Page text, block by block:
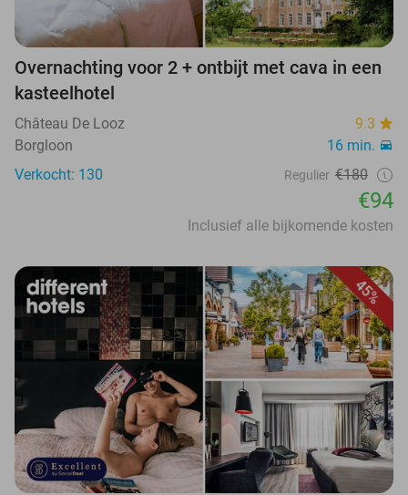
Overnachting voor 2 + ontbijt met cava in een
kasteelhotel
Château De Looz
9.3
Borgloon
16 min.
Verkocht: 130
Regulier €180
€94
Inclusief alle bijkomende kosten
45%